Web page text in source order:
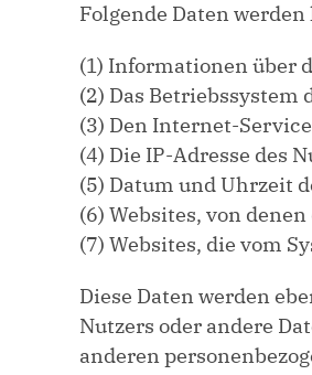
Folgende Daten
(1) Informationen über
(2) Das Betriebssystem
(3) Den Internet-
(4) Die IP-Adresse des
(5) Datum und Uhrzeit
(6) Websites, von
(7) Websites, die vom
Diese Daten werden
Nutzers oder andere
anderen